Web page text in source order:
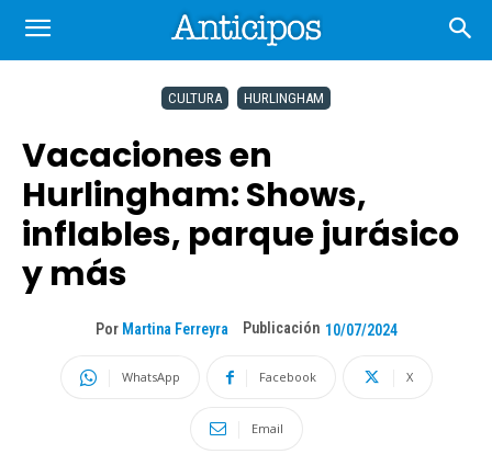
CULTURA HURLINGHAM
Vacaciones en
Hurlingham: Shows,
inflables, parque jurásico
y más
Por Martina Ferreyra Publicación 10/07/2024
WhatsApp Facebook X
Email